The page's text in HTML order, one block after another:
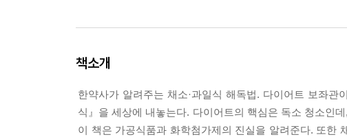
책소개
한약사가 알려주는 채소·과일식 해독법. 다이어트 보좌
식』을 세상에 내놓는다. 다이어트의 핵심은 독소 청소인
이 책은 가공식품과 화학첨가제의 진실을 알려준다. 또한